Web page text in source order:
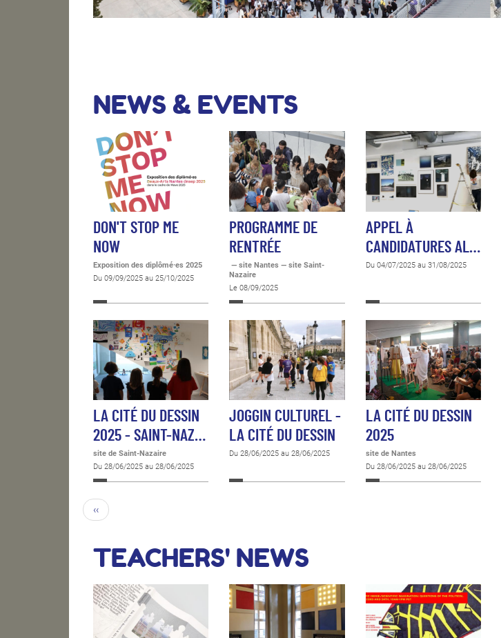
NEWS & EVENTS
DON'T STOP ME
NOW
Exposition des diplômé·es 2025
Du 09/09/2025 au 25/10/2025
PROGRAMME DE
RENTRÉE
— site Nantes — site Saint-
Nazaire
Le 08/09/2025
APPEL À
CANDIDATURES AL…
Du 04/07/2025 au 31/08/2025
LA CITÉ DU DESSIN
2025 - SAINT-NAZ…
site de Saint-Nazaire
Du 28/06/2025 au 28/06/2025
JOGGIN CULTUREL -
LA CITÉ DU DESSIN
Du 28/06/2025 au 28/06/2025
LA CITÉ DU DESSIN
2025
site de Nantes
Du 28/06/2025 au 28/06/2025
‹‹
TEACHERS' NEWS